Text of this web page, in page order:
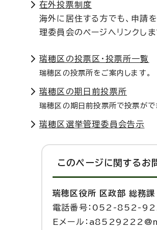
在外投票制度
海外に居住する方でも、申請
理委員会のページへリンクしま
瑞穂区の投票区・投票所一覧
瑞穂区の投票所をご案内します。
瑞穂区の期日前投票所
瑞穂区の期日前投票所で投票がで
瑞穂区選挙管理委員会告示
このページに関する お
瑞穂区役所 区政部 総務課
電話番号：052-852-
Eメール：